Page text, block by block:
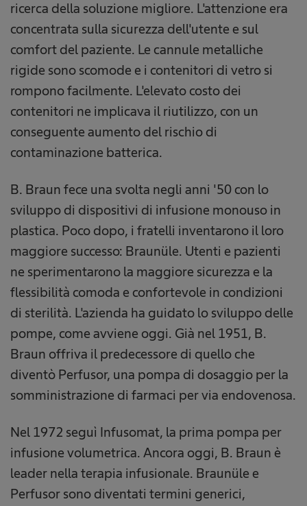
ricerca della soluzione migliore. L'attenzione era
concentrata sulla sicurezza dell'utente e sul
comfort del paziente. Le cannule metalliche
rigide sono scomode e i contenitori di vetro si
rompono facilmente. L'elevato costo dei
contenitori ne implicava il riutilizzo, con un
conseguente aumento del rischio di
contaminazione batterica.
B. Braun fece una svolta negli anni '50 con lo
sviluppo di dispositivi di infusione monouso in
plastica. Poco dopo, i fratelli inventarono il loro
maggiore successo: Braunüle. Utenti e pazienti
ne sperimentarono la maggiore sicurezza e la
flessibilità comoda e confortevole in condizioni
di sterilità. L'azienda ha guidato lo sviluppo delle
pompe, come avviene oggi. Già nel 1951, B.
Braun offriva il predecessore di quello che
diventò Perfusor, una pompa di dosaggio per la
somministrazione di farmaci per via endovenosa.
Nel 1972 seguì Infusomat, la prima pompa per
infusione volumetrica. Ancora oggi, B. Braun è
leader nella terapia infusionale. Braunüle e
Perfusor sono diventati termini generici,